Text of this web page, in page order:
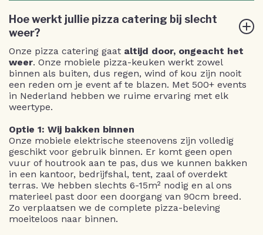
Hoe werkt jullie pizza catering bij slecht
weer?
Onze pizza catering gaat altijd door, ongeacht het
weer. Onze mobiele pizza-keuken werkt zowel
binnen als buiten, dus regen, wind of kou zijn nooit
een reden om je event af te blazen. Met 500+ events
in Nederland hebben we ruime ervaring met elk
weertype.
Optie 1: Wij bakken binnen
Onze mobiele elektrische steenovens zijn volledig
geschikt voor gebruik binnen. Er komt geen open
vuur of houtrook aan te pas, dus we kunnen bakken
in een kantoor, bedrijfshal, tent, zaal of overdekt
terras. We hebben slechts 6-15m² nodig en al ons
materieel past door een doorgang van 90cm breed.
Zo verplaatsen we de complete pizza-beleving
moeiteloos naar binnen.